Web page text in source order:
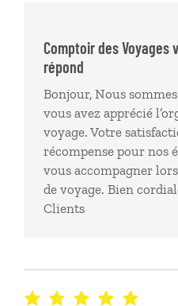
Comptoir des Voyages
répond
Bonjour, Nous
vous avez apprécié
voyage. Votre
récompense pour nos
vous accompagner
de voyage. Bien
Clients